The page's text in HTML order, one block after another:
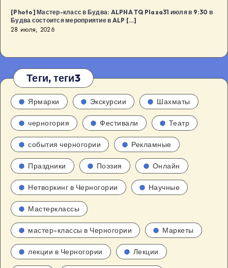
[Photo] Мастер-класс в Будва: ALPHA TQ Plaza31 июля в 9:30 в
Будва состоится мероприятие в ALP […]
28 июля, 2026
Теги, теги3
Ярмарки Экскурсии Шахматы
черногория Фестивали Театр
события черногории Рекламные
Праздники Поэзия Онлайн
Нетворкинг в Черногории Научные
Мастерклассы
мастер-классы в Черногории Маркеты
лекции в Черногории Лекции